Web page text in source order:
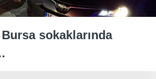
sokaklarında